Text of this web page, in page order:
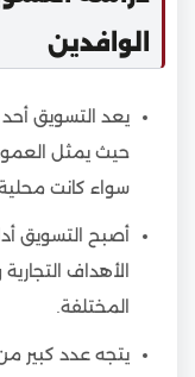
الوافدين
يعد التسويق
حيث يمثل
سواء كانت محلية
أصبح التسويق
الأهداف
المختلفة.
يتجه عدد كبير